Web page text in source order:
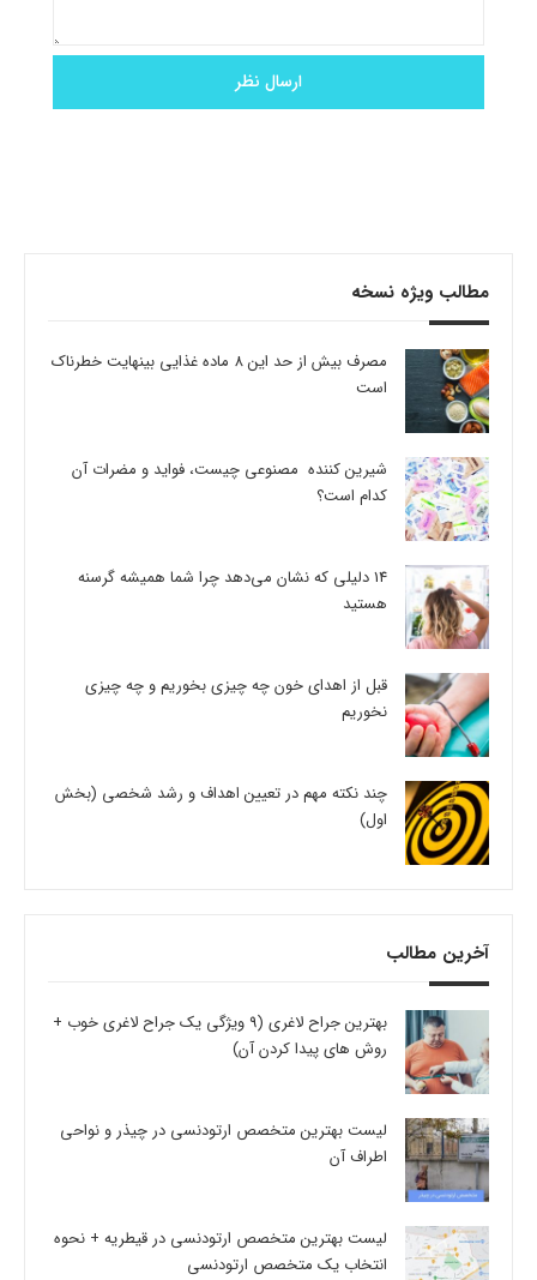
مطالب ویژه نسخه
مصرف بیش از حد این 8 ماده غذایی بینهایت خطرناک
است
شیرین کننده مصنوعی چیست، فواید و مضرات آن
کدام است؟
14 دلیلی که نشان می‌دهد چرا شما همیشه گرسنه
هستید
قبل از اهدای خون چه چیزی بخوریم و چه چیزی
نخوریم
چند نکته مهم در تعیین اهداف و رشد شخصی (بخش
اول)
آخرین مطالب
بهترین جراح لاغری (9 ویژگی یک جراح لاغری خوب +
روش های پیدا کردن آن)
لیست بهترین متخصص ارتودنسی در چیذر و نواحی
اطراف آن
لیست بهترین متخصص ارتودنسی در قیطریه + نحوه
انتخاب یک متخصص ارتودنسی